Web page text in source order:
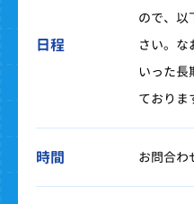
日程
ので、以
さい。な
いった長
ておりま
時間 お問合わ